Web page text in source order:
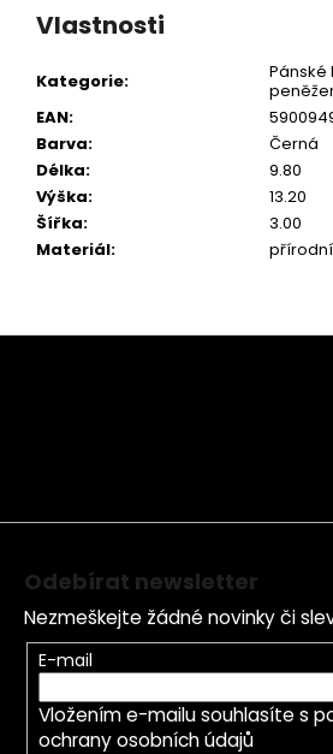
Vlastnosti
Kategorie:
Pánské
EAN:
Barva:
Černá
Délka:
9.80
Výška:
13.20
Šířka:
3.00
Materiál:
Z
Odebírat newsletter
Nezmeškejte žádné novinky či
E-mail
Vložením e-mailu souhlasíte s
ochrany osobních údajů